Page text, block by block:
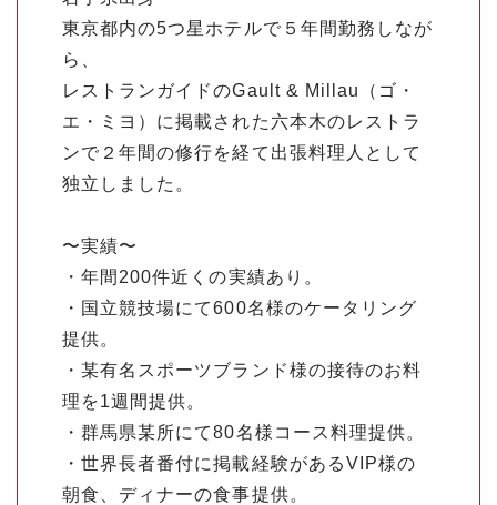
東京都内の5つ星ホテルで５年間勤務しなが
ら、
レストランガイドのGault & Millau（ゴ・
エ・ミヨ）に掲載された六本木のレストラ
ンで２年間の修行を経て出張料理人として
独立しました。
〜実績〜
・年間200件近くの実績あり。
・国立競技場にて600名様のケータリング
提供。
・某有名スポーツブランド様の接待のお料
理を1週間提供。
・群馬県某所にて80名様コース料理提供。
・世界長者番付に掲載経験があるVIP様の
朝食、ディナーの食事提供。